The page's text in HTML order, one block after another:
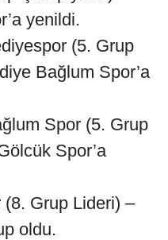
yenildi.
(5. Grup
Bağlum Spor’a
Spor (5. Grup
Spor’a
(8. Grup Lideri) –
oldu.